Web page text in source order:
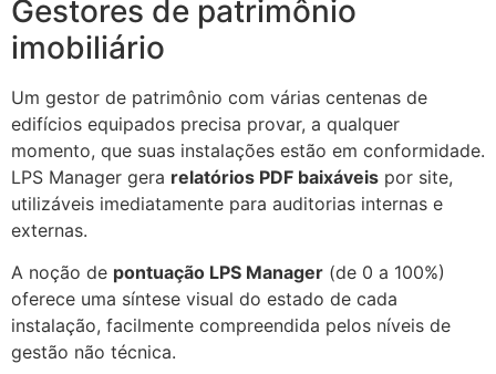
Gestores de patrimônio
imobiliário
Um gestor de patrimônio com várias centenas de
edifícios equipados precisa provar, a qualquer
momento, que suas instalações estão em conformidade.
LPS Manager gera relatórios PDF baixáveis por site,
utilizáveis imediatamente para auditorias internas e
externas.
A noção de pontuação LPS Manager (de 0 a 100%)
oferece uma síntese visual do estado de cada
instalação, facilmente compreendida pelos níveis de
gestão não técnica.